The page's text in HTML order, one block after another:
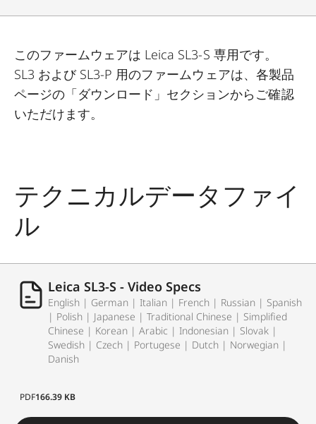
このファームウェアは Leica SL3-S 専用です。
SL3 および SL3-P 用のファームウェアは、各製品
ページの「ダウンロード」セクションからご確認
いただけます。
テクニカルデータファイ
ル
Leica SL3-S - Video Specs
English | German | Italian | French | Russian | Spanish
| Polish | Japanese | Traditional Chinese | Simplified
Chinese | Korean | Arabic | Indonesian | Slovak |
Swedish | Czech | Portugese | Dutch | Norwegian |
Danish
PDF166.39 KB